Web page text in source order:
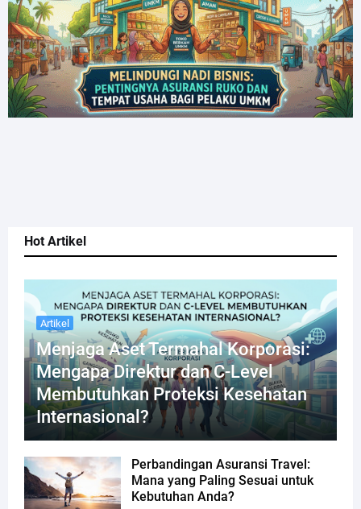
Hot Artikel
Artikel
Menjaga Aset Termahal Korporasi:
Mengapa Direktur dan C-Level
Membutuhkan Proteksi Kesehatan
Internasional?
Perbandingan Asuransi Travel:
Mana yang Paling Sesuai untuk
Kebutuhan Anda?